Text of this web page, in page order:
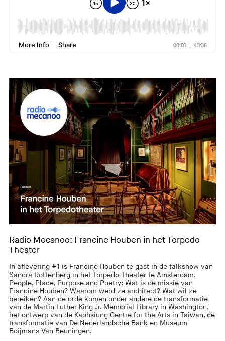
Radio Mecanoo: Francine Houben in het Torpedo
Theater
In aflevering #1 is Francine Houben te gast in de talkshow van
Sandra Rottenberg in het Torpedo Theater te Amsterdam.
People, Place, Purpose and Poetry: Wat is de missie van
Francine Houben? Waarom werd ze architect? Wat wil ze
bereiken? Aan de orde komen onder andere de transformatie
van de Martin Luther King Jr. Memorial Library in Washington,
het ontwerp van de Kaohsiung Centre for the Arts in Taiwan, de
transformatie van De Nederlandsche Bank en Museum
Boijmans Van Beuningen.